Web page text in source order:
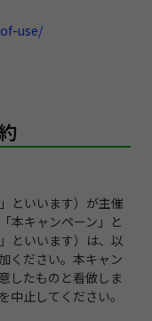
use/
といいます）が主催
本キャンペーン」と
といいます）は、以
ください。本キャン
したものと看做しま
中止してください。